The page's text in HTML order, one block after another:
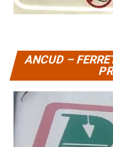
ANCUD –